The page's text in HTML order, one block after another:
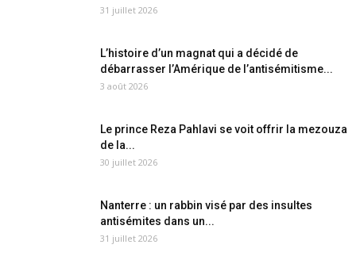
31 juillet 2026
L’histoire d’un magnat qui a décidé de
débarrasser l’Amérique de l’antisémitisme...
3 août 2026
Le prince Reza Pahlavi se voit offrir la mezouza
de la...
30 juillet 2026
Nanterre : un rabbin visé par des insultes
antisémites dans un...
31 juillet 2026